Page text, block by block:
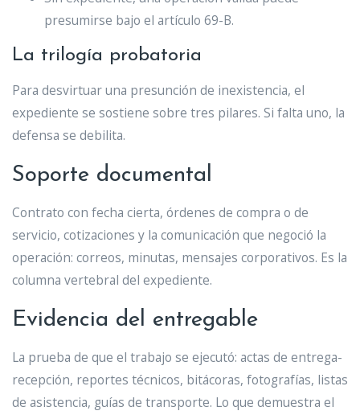
presumirse bajo el artículo 69-B.
La trilogía probatoria
Para desvirtuar una presunción de inexistencia, el
expediente se sostiene sobre tres pilares. Si falta uno, la
defensa se debilita.
Soporte documental
Contrato con fecha cierta, órdenes de compra o de
servicio, cotizaciones y la comunicación que negoció la
operación: correos, minutas, mensajes corporativos. Es la
columna vertebral del expediente.
Evidencia del entregable
La prueba de que el trabajo se ejecutó: actas de entrega-
recepción, reportes técnicos, bitácoras, fotografías, listas
de asistencia, guías de transporte. Lo que demuestra el